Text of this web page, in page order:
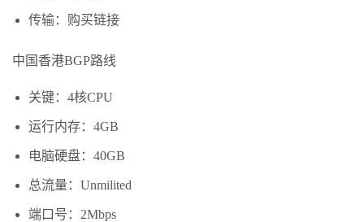
传输：购买链接
中国香港BGP路线
关键：4核CPU
运行内存：4GB
电脑硬盘：40GB
总流量：Unmilited
端口号：2Mbps